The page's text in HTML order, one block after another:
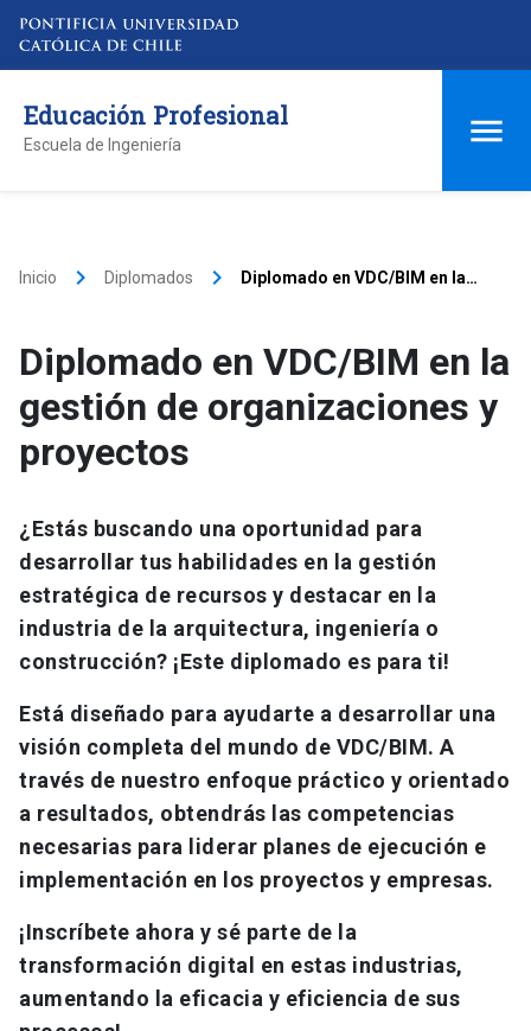
Educación Profesional
Escuela de Ingeniería
Inicio keyboard_arrow_right Diplomados keyboard_arrow_right
Diplomado en VDC/BIM en la
Diplomado en VDC/BIM en la
gestión de organizaciones y
proyectos
¿Estás buscando una oportunidad para
desarrollar tus habilidades en la gestión
estratégica de recursos y destacar en la
industria de la arquitectura, ingeniería o
construcción? ¡Este diplomado es para ti!
Está diseñado para ayudarte a desarrollar una
visión completa del mundo de VDC/BIM. A
través de nuestro enfoque práctico y orientado
a resultados, obtendrás las competencias
necesarias para liderar planes de ejecución e
implementación en los proyectos y empresas.
¡Inscríbete ahora y sé parte de la
transformación digital en estas industrias,
aumentando la eficacia y eficiencia de sus